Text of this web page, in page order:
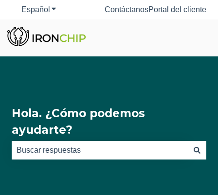
Español Traducciones de Mostrar submenú de
ContáctanosPortal del cliente
Hola. ¿Cómo podemos
ayudarte?